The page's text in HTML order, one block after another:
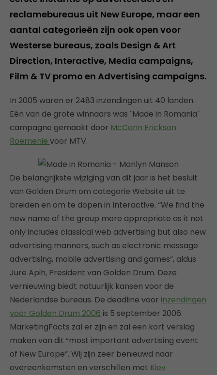
reclamebureaus uit New Europe, maar een
aantal categorieën zijn ook open voor
Westerse bureaus, zoals Design & Art
Direction, Interactive, Media campaigns,
Film & TV promo en Advertising campaigns.
In 2005 waren er 2483 inzendingen uit 40 landen.
Eén van de grote winnaars was ´Made in Romania´
campagne gemaakt door McCann Erickson
Roemenië voor MTV.
De belangrijkste wijziging van dit jaar is het besluit
van Golden Drum om categorie Website uit te
breiden en om te dopen in Interactive. “We find the
new name of the group more appropriate as it not
only includes classical web advertising but also new
advertising manners, such as electronic message
advertising, mobile advertising and games”, aldus
Jure Apih, President van Golden Drum. Deze
vernieuwing biedt natuurlijk kansen voor de
Nederlandse bureaus. De deadline voor inzendingen
voor Golden Drum 2006 is 5 september 2006.
MarketingFacts zal er zijn en zal een kort verslag
maken van dit “most important advertising event
of New Europe”. Wij zijn zeer benieuwd naar
overeenkomsten en verschillen met Kiev